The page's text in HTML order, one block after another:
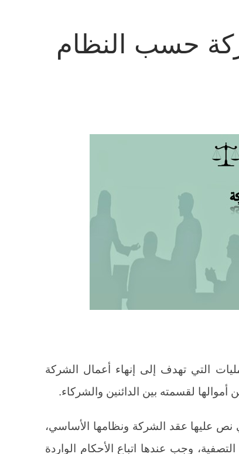
حسب النظام
التي تهدف إلى إنهاء أعمال الشركة
لقسمته بين الدائنين والشركاء.
نص عليها عقد الشركة ونظامها الأساسي،
وجب عندها اتباع الأحكام الواردة